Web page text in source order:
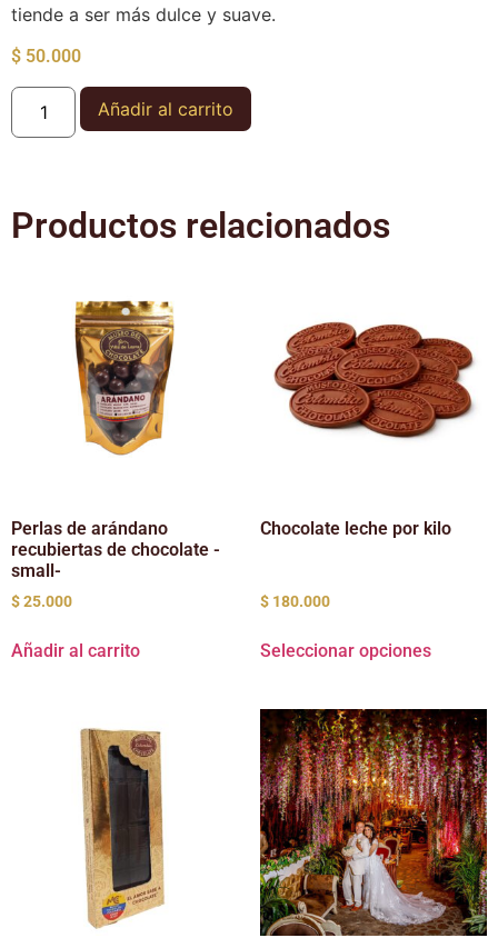
tiende a ser más dulce y suave.
$ 50.000
Añadir al carrito
Productos relacionados
Perlas de arándano
recubiertas de chocolate -
small-
$25.000
Añadir al carrito
Chocolate leche por kilo
$ 180.000
Seleccionar opciones